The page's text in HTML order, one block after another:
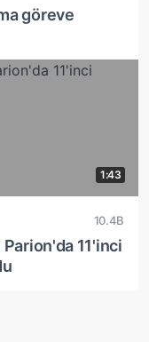
göreve
1:43
10.4B
11'inci